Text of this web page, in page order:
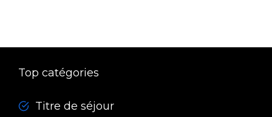
Top catégories
Titre de séjour